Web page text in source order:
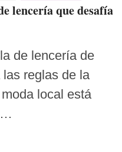
lencería que desafía
de lencería de
reglas de la
local está